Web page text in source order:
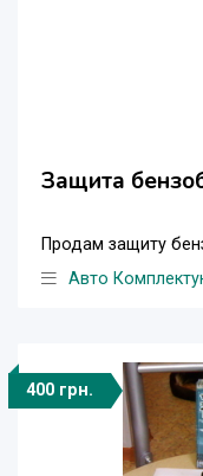
Защита
Продам защиту
Авто
400 грн.